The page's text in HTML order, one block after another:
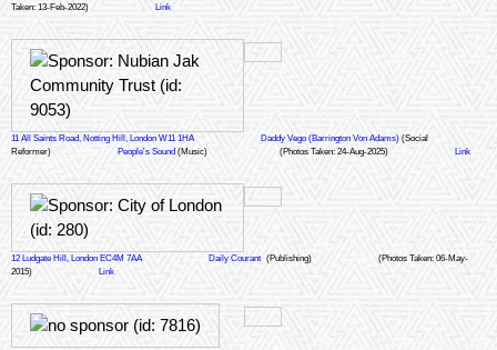
Taken: 13-Feb-2022)
Link
11 All Saints Road, Notting Hill, London W11 1HA Daddy Vego (Barrington Von Adams) (Social
Reformer)
People's Sound (Music) (Photos Taken: 24-Aug-2025) Link
12 Ludgate Hill, London EC4M 7AA Daily Courant (Publishing)
(Photos Taken: 06-May-
2015)
Link